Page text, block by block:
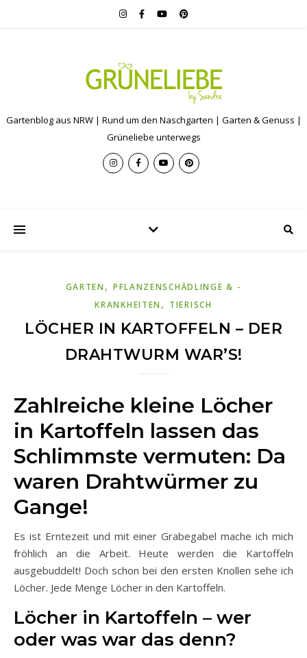
Gartenblog aus NRW | Rund um den Naschgarten | Garten & Genuss |
Grüneliebe unterwegs
GARTEN , PFLANZENSCHÄDLINGE & -
KRANKHEITEN , TIERISCH
LÖCHER IN KARTOFFELN – DER
DRAHTWURM WAR’S!
Zahlreiche kleine Löcher
in Kartoffeln lassen das
Schlimmste vermuten: Da
waren Drahtwürmer zu
Gange!
Es ist Erntezeit und mit einer Grabegabel mache ich mich
fröhlich an die Arbeit. Heute werden die Kartoffeln
ausgebuddelt! Doch schon bei den ersten Knollen sehe ich
Löcher. Jede Menge Löcher in den Kartoffeln.
Löcher in Kartoffeln – wer
oder was war das denn?